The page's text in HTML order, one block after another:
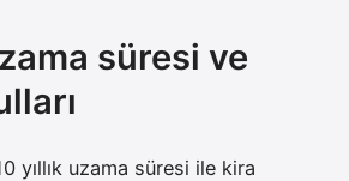
süresi ve
yıllık uzama süresi ile kira